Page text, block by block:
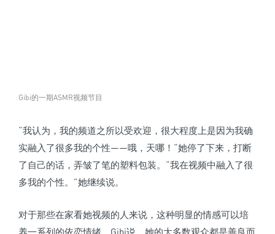
Gibi的一期ASMR视频节目
“我认为，我的频道之所以受欢迎，很大程度上是因为我确
实融入了很多我的个性——哦，天哪！“她停了下来，打断
了自己的话，弄皱了笔的塑料包装。“我在视频中融入了很
多我的个性。”她继续说。
对于那些在家看她视频的人来说，这种明显的情感可以培
养一系列的依恋情绪。Gibi说，她的大多数观众都是善良而